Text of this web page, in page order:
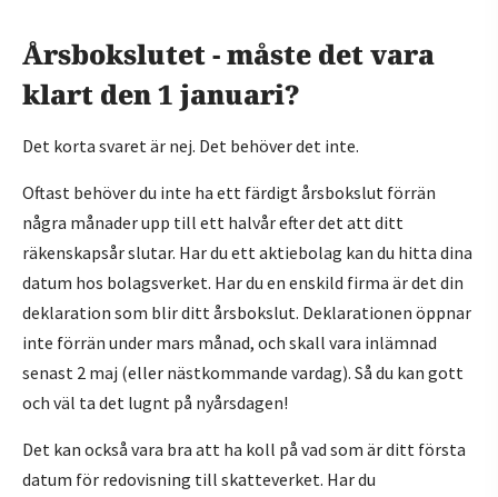
Årsbokslutet - måste det vara
klart den 1 januari?
Det korta svaret är nej. Det behöver det inte.
Oftast behöver du inte ha ett färdigt årsbokslut förrän
några månader upp till ett halvår efter det att ditt
räkenskapsår slutar. Har du ett aktiebolag kan du hitta dina
datum hos bolagsverket. Har du en enskild firma är det din
deklaration som blir ditt årsbokslut. Deklarationen öppnar
inte förrän under mars månad, och skall vara inlämnad
senast 2 maj (eller nästkommande vardag). Så du kan gott
och väl ta det lugnt på nyårsdagen!
Det kan också vara bra att ha koll på vad som är ditt första
datum för redovisning till skatteverket. Har du